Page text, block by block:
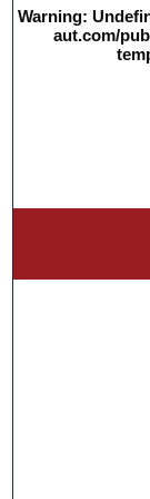
Warning:
aut.com/